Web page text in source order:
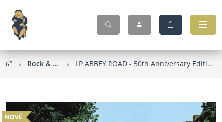
Rock & Pop LP ABBEY ROAD - 50th Anniversary Edition / Vinyl
NOVÉ